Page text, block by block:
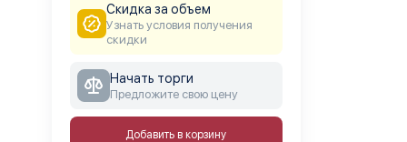
Скидка за объем
Узнать условия получения
скидки
Начать торги
Предложите свою цену
Добавить в корзину